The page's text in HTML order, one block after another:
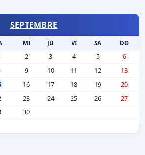
SEPTEMBRE
MI JU VI SA DO
2 3 4 5
6
9 10 11 12
13
16 17 18 19
20
23 24 25 26
27
30